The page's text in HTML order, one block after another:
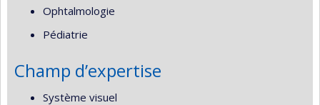
Ophtalmologie
Pédiatrie
Champ d’expertise
Système visuel